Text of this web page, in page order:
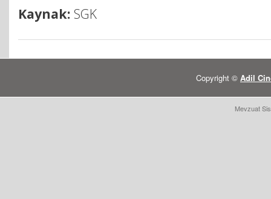
Kaynak: SGK
Copyright © Adil
Mevzuat